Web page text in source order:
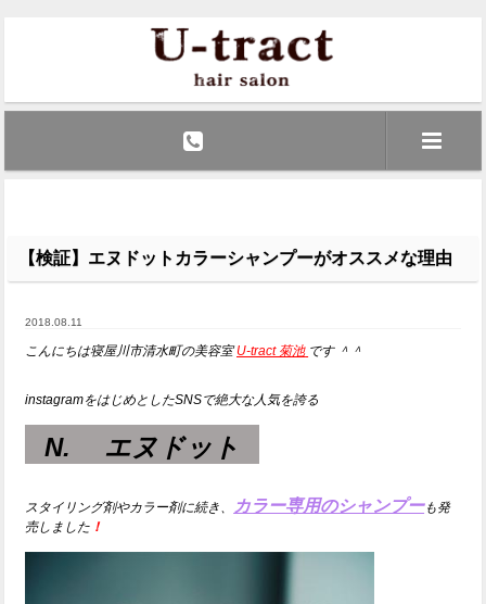
【検証】エヌドットカラーシャンプーがオススメな理由
2018.08.11
こんにちは寝屋川市清水町の美容室 U-tract 菊池 です ＾＾
instagramをはじめとしたSNSで絶大な人気を誇る
N. エヌドット
スタイリング剤やカラー剤に続き、 カラー専用のシャンプーも発
売しました ！